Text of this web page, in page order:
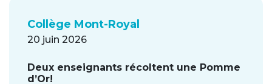
Collège Mont-Royal
20 juin 2026
Deux enseignants récoltent une Pomme
d’Or!